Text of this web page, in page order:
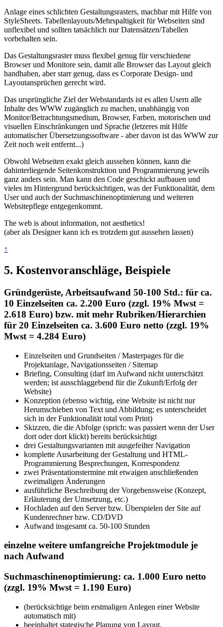
Anlage eines schlichten Gestaltungsrasters, machbar mit Hilfe von
StyleSheets. Tabellenlayouts/Mehrspaltigkeit für Webseiten sind
unflexibel und sollten tatsächlich nur Datensätzen/Tabellen
vorbehalten sein.
Das Gestaltungsraster muss flexibel genug für verschiedene
Browser und Monitore sein, damit alle Browser das Layout gleich
handhaben, aber starr genug, dass es Corporate Design- und
Layoutansprüchen gerecht wird.
Das ursprüngliche Ziel der Webstandards ist es allen Usern alle
Inhalte des WWW zugänglich zu machen, unabhängig von
Monitor/Betrachtungsmedium, Browser, Farben, motorischen und
visuellen Einschränkungen und Sprache (letzeres mit Hilfe
automatischer Übersetzungssoftware - aber davon ist das WWW zur
Zeit noch weit entfernt...)
Obwohl Webseiten exakt gleich aussehen können, kann die
dahinterliegende Seitenkonstruktion und Programmierung jeweils
ganz anders sein. Man kann den Code geschickt aufbauen und
vieles im Hintergrund berücksichtigen, was der Funktionalität, dem
User und auch der Suchmaschinenoptimierung und weiteren
Websitepflege entgegenkommt.
The web is about information, not aesthetics!
(aber als Designer kann ich es trotzdem gut aussehen lassen)
↑
5. Kostenvoranschläge, Beispiele
Gründgerüste, Arbeitsaufwand 50-100 Std.: für ca.
10 Einzelseiten ca. 2.200 Euro (zzgl. 19% Mwst =
2.618 Euro) bzw. mit mehr Rubriken/Hierarchien
für 20 Einzelseiten ca. 3.600 Euro netto (zzgl. 19%
Mwst = 4.284 Euro)
Einzelseiten und Grundseiten / Masterpages für die
Projektanlage, Navigationsseiten / Sitemap
Briefing, Consulting (darf im Aufwand nicht unterschätzt
werden; ist ausschlaggebend für die Zukunft/Erfolg der
Website)
Konzeption (ebenso wichtig, eine Website ist nicht nur
Herumschieben von Text und Abbildung; es unterscheidet
sich in der Funktionalität total vom Print)
Skizzen, die die Abfolge (sprich: was passiert wenn der User
dort oder dort klickt) bereits berücksichtigt
drei Gestaltungsvarianten mit ausgefeilter Navigation
komplette Ausarbeitung der Gestaltung und HTML-
Programmierung Besprechungen, Korrespondenz
zwei Präsentationstermine mit etwaigen anschließenden
zweimaligen Änderungen
ausführliche Beschreibung der Vorgehensweise (Konzept,
Erläuterung der Umsetzung, etc.)
Hochladen auf den Server bzw. Überspielen der Site auf
Kundenrechner bzw. CD/DVD
Aufwand insgesamt ca. 50-100 Stunden
einzelne weitere umfangreiche Projektmodule je
nach Aufwand
Suchmaschinenoptimierung: ca. 1.000 Euro netto
(zzgl. 19% Mwst = 1.190 Euro)
(berücksichtige beim erstmaligen Anlegen einer Website
automatisch mit)
beeinhaltet stategische Planung von Layout,